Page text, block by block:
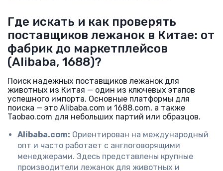
Где искать и как проверять
поставщиков лежанок в Китае: от
фабрик до маркетплейсов
(Alibaba, 1688)?
Поиск надежных поставщиков лежанок для
животных из Китая — один из ключевых этапов
успешного импорта. Основные платформы для
поиска — это Alibaba.com и 1688.com, а также
Taobao.com для небольших партий или образцов.
Alibaba.com: Ориентирован на международный
опт и часто работает с англоговорящими
менеджерами. Здесь представлены крупные
производители лежанок для животных и